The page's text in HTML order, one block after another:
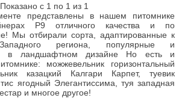
Показано с 1 по 1 из 1
представлены в нашем питомнике
Р9 отличного качества и по
Мы отбирали сорта, адаптированные к
региона, популярные и
в ландшафтном дизайне Но есть и
можжевельник горизонтальный
казацкий Калгари Карпет, туевик
ягодный Элегантиссима, туя западная
и многое другое!